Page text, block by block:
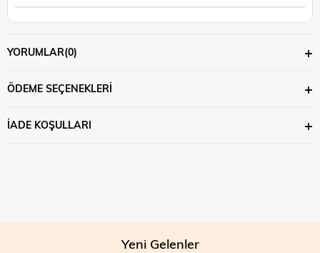
YORUMLAR(0)
ÖDEME SEÇENEKLERI
İADE KOŞULLARI
Yeni Gelenler